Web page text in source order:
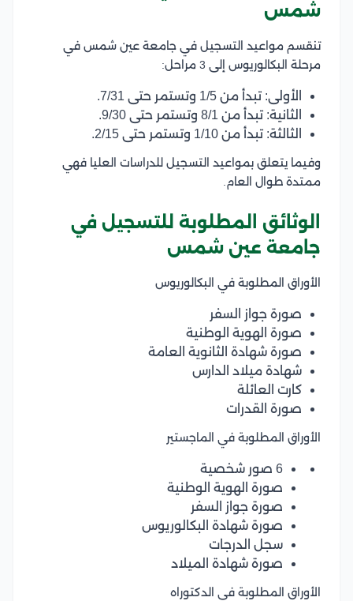
شمس
تنقسم مواعيد التسجيل في جامعة عين شمس في
مرحلة البكالوريوس إلى 3 مراحل:
الأولى: تبدأ من 1/5 وتستمر حتى 7/31.
الثانية: تبدأ من 8/1 وتستمر حتى 9/30.
الثالثة: تبدأ من 1/10 وتستمر حتى 2/15.
وفيما يتعلق بمواعيد التسجيل للدراسات العليا فهي
ممتدة طوال العام.
الوثائق المطلوبة للتسجيل في
جامعة عين شمس
الأوراق المطلوبة في البكالوريوس
صورة جواز السفر
صورة الهوية الوطنية
صورة شهادة الثانوية العامة
شهادة ميلاد الدارس
كارت العائلة
صورة القدرات
الأوراق المطلوبة في الماجستير
6 صور شخصية
صورة الهوية الوطنية
صورة جواز السفر
صورة شهادة البكالوريوس
سجل الدرجات
صورة شهادة الميلاد
الأوراق المطلوبة في الدكتوراه